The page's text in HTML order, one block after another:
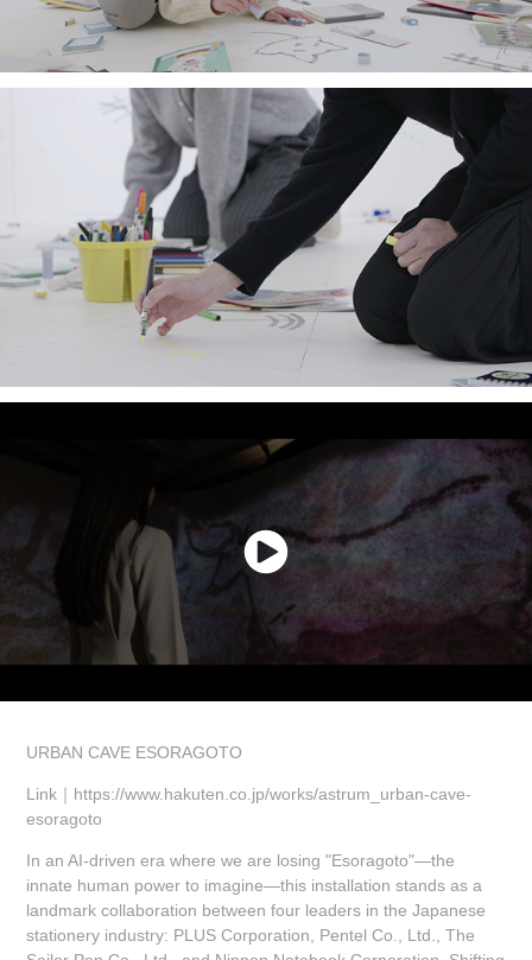
URBAN CAVE ESORAGOTO
Link｜https://www.hakuten.co.jp/works/astrum_urban-cave-
esoragoto
In an AI-driven era where we are losing "Esoragoto"—the
innate human power to imagine—this installation stands as a
landmark collaboration between four leaders in the Japanese
stationery industry: PLUS Corporation, Pentel Co., Ltd., The